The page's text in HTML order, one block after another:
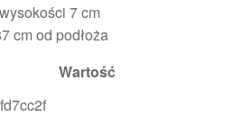
7 cm
cm od podłoża
Wartość